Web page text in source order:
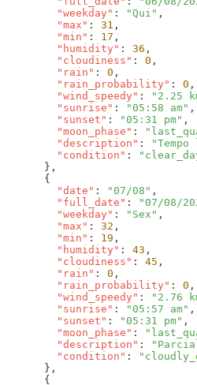
        "weekday"
: "Qui"
        "max"
: 31
        "min"
: 17
        "humidity"
: 36
        "cloudiness"
: 0
        "rain"
: 0
        "rain_probability"
: 0
        "wind_speedy"
: "2.25
        "sunrise"
: "05:58 am"
        "sunset"
: "05:31 pm"
        "moon_phase"
:
        "description"
:
        "condition"
:
        "date"
: "07/08"
        "full_date"
: "07/08/
        "weekday"
: "Sex"
        "max"
: 32
        "min"
: 19
        "humidity"
: 43
        "cloudiness"
: 45
        "rain"
: 0
        "rain_probability"
: 0
        "wind_speedy"
: "2.76
        "sunrise"
: "05:57 am"
        "sunset"
: "05:31 pm"
        "moon_phase"
:
        "description"
:
        "condition"
: